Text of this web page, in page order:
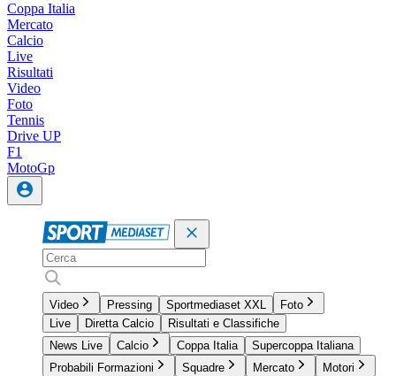
Coppa Italia
Mercato
Calcio
Live
Risultati
Video
Foto
Tennis
Drive UP
F1
MotoGp
Video Pressing Sportmediaset XXL
Foto
Live
Diretta Calcio
Risultati e Classifiche
News Live
Calcio Coppa Italia
Supercoppa Italiana
Probabili Formazioni
Squadre Mercato
Motori